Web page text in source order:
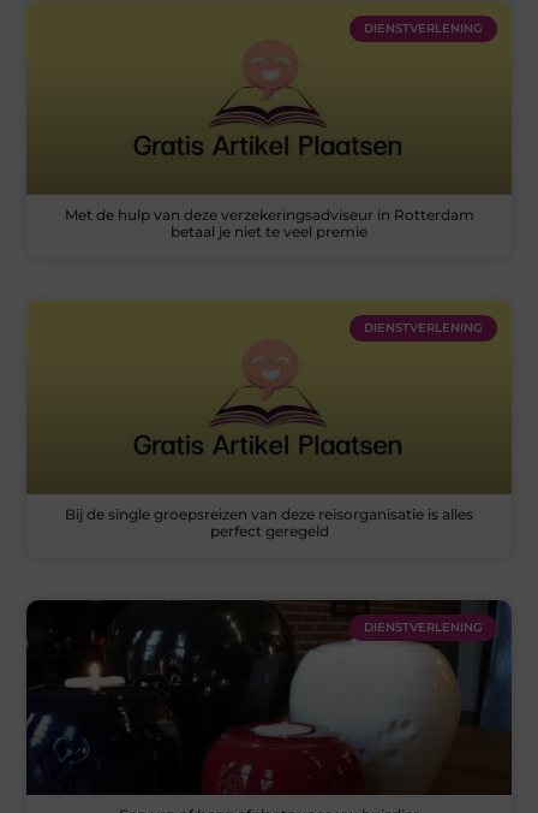
DIENSTVERLENING
Met de hulp van deze verzekeringsadviseur in Rotterdam
betaal je niet te veel premie
DIENSTVERLENING
Bij de single groepsreizen van deze reisorganisatie is alles
perfect geregeld
DIENSTVERLENING